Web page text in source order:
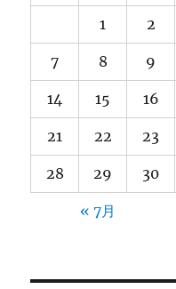
1 2
7 8 9
14 15 16
21 22 23
28 29 30
« 7月